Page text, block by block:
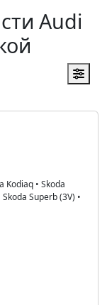
Audi
Kodiaq • Skoda
Skoda Superb (3V) •